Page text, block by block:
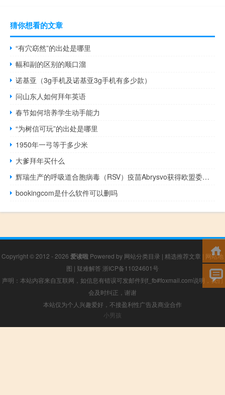
猜你想看的文章
“有穴窈然”的出处是哪里
幅和副的区别的顺口溜
诺基亚（3g手机及诺基亚3g手机有多少款）
问山东人如何拜年英语
春节如何培养学生动手能力
“为树信可玩”的出处是哪里
1950年一弓等于多少米
大爹拜年买什么
辉瑞生产的呼吸道合胞病毒（RSV）疫苗Abrysvo获得欧盟委员会批准被允许在欧盟各国上市销售
bookingcom是什么软件可以删吗
Copyright © 2012 - 2026 爱读啦 Powered by 网站分类目录 | 精选推荐文章 | 网站地
图 | 疑难解答 浙ICP备11024601号
声明：本站内容来自互联网，如信息有错误可发邮件到f_fb#foxmail.com说明，我们
会及时纠正，谢谢
本站仅为个人兴趣爱好，不接盈利性广告及商业合作
小男孩